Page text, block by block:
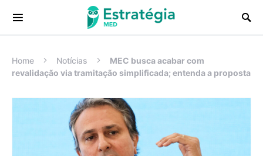
Procurar:
Home Notícias
MEC busca acabar com
revalidação via tramitação simplificada; entenda a proposta